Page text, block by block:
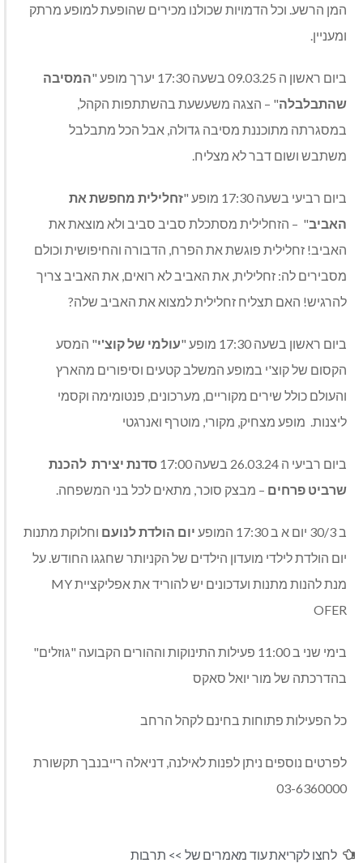
המן הרשע. וכל הדמויות שכולנו מכירים שהופעת למופע מרתק
ומעניין.
ביום ראשון ה 09.03.25 בשעה 17:30 יערך מופע "
המסיבה
שהתבלבלה" – הצגה משעשעת בהשתתפות הקהל,
במסגרתה מתוכננת מסיבה גדולה, אבל הכל מתבלבל
משתבש ושום דבר לא מצליח.
ביום רביעי בשעה 17:30 מופע "
זחלילית מחפשת את
האביב" – הזחלילית מסתכלת סביב סביב ולא מוצאת את
האביב! זחלילית פוגשת את הפרח, הדבורה והחיפושית וכולם
מסבירים לה: זחלילית, את האביב לא רואים, את האביב צריך
להרגיש! האם תצליח זחלילית למצוא את האביב שלה?
ביום ראשון בשעה 17:30 מופע " עולמי של קוצ'י" המסע
הקסום של קוצ'י במופע המשלב קטעים וסיפורים מהארץ
והעולם כולל שירים מקוריים, מערכונים, פנטומימה וקסמי
ליצנות. מופע מצחיק, מקורי, מוטרף ואנרגטי
ביום רביעי ה 26.03.24 בשעה 17:00 סדנת יצירת להכנת
שרביט פרחים – מבצק סוכר, מתאים לכל בני המשפחה.
ב 30/3 יום א ב 17:30 המופע יום הולדת לנועם וחלוקת מתנות
יום הולדת לילדי מועדון הילדים של הקניותר שחגגו החודש. על
מנת להנות מתנות ועדכונים יש להוריד את אפליקצייתMY
OFER
בימי שני ב 11:00 פעילות התינוקות וההורים הקבועה "גוזלים"
בהדרכתה של מור יואל סאקס
כל הפעילות פתוחות בחינם לקהל הרחב
לפרטים נוספים ניתן לפנות לאילנה, דניאלה רייבנבך תקשורת
03-6360000
לחצו לקריאת עוד מאמרים של >> תרבות